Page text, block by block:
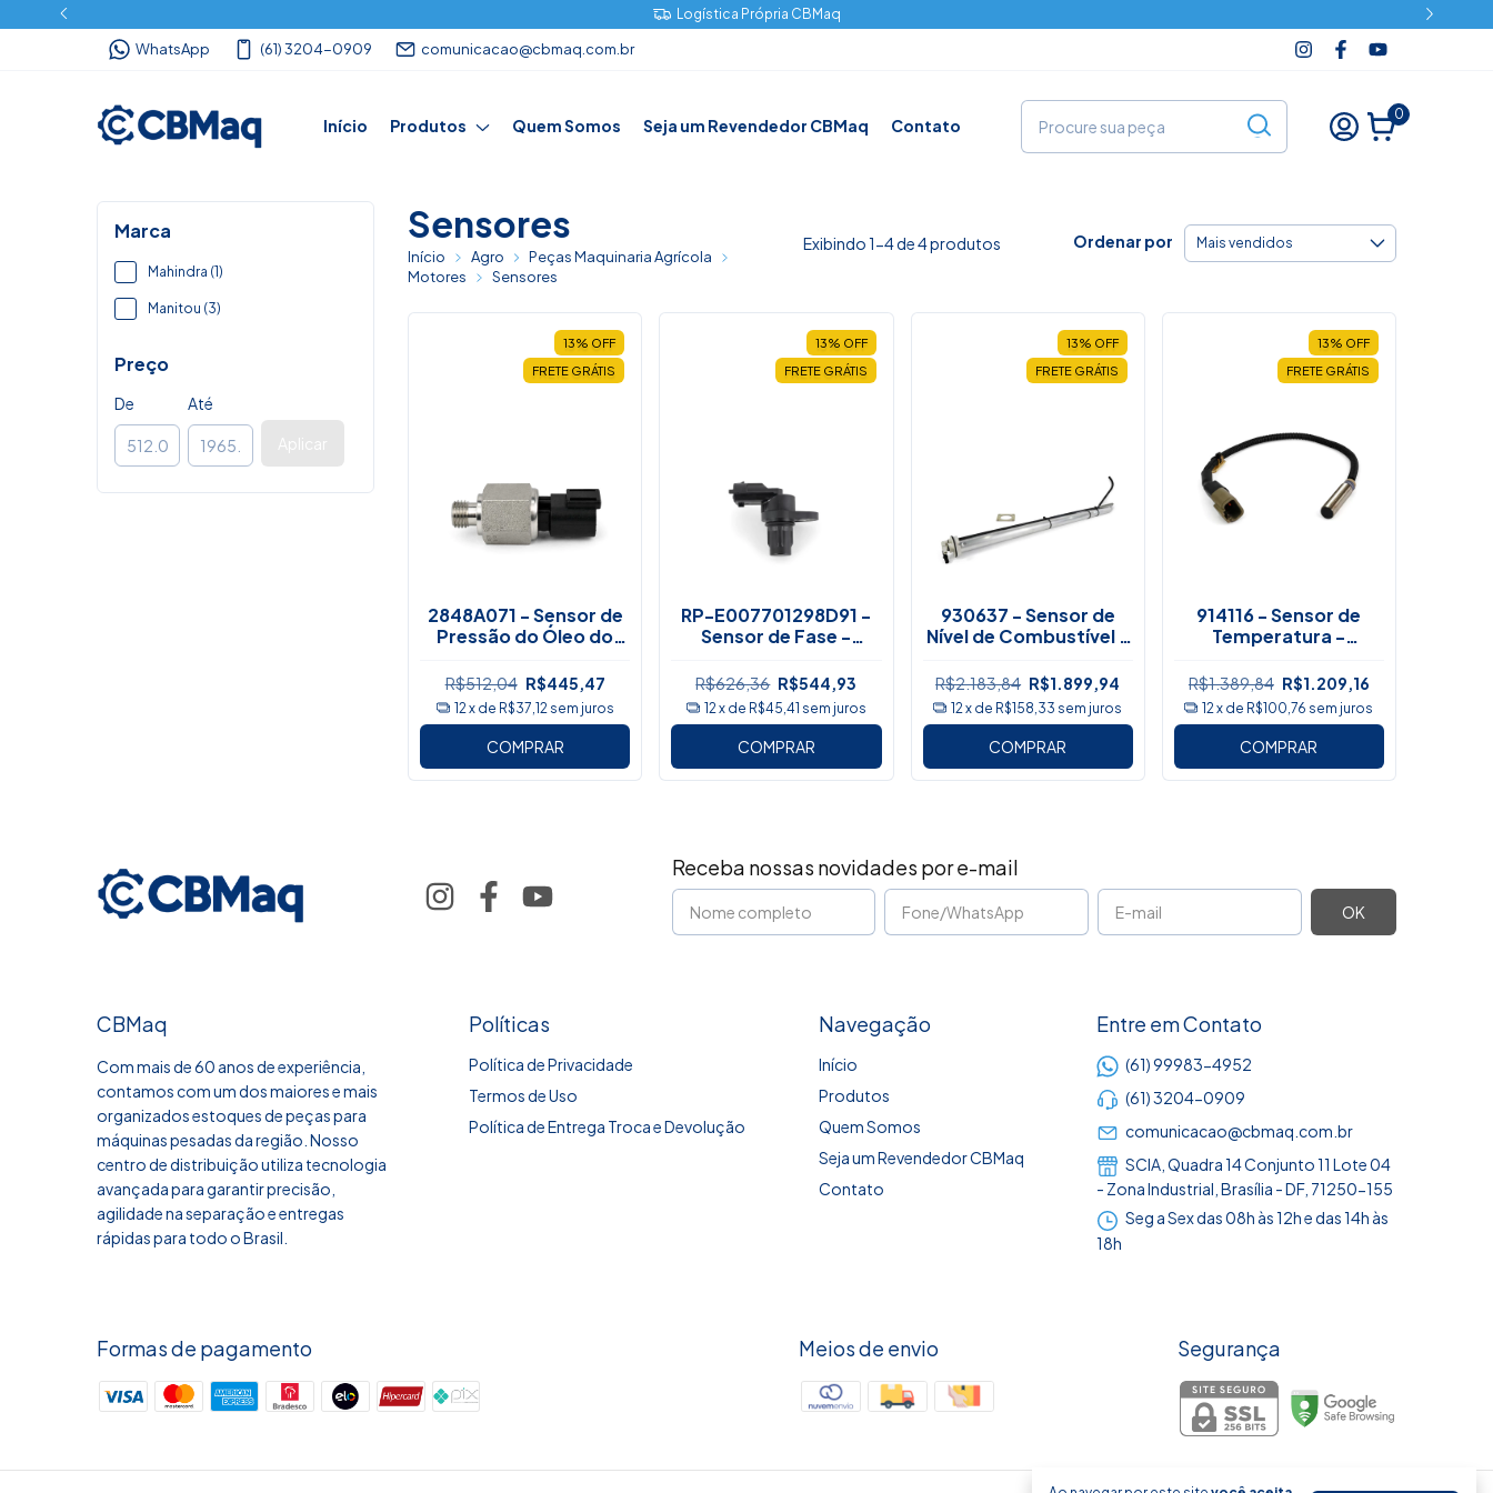
Logística Própria CBMaq
WhatsApp (61) 3204-0909 comunicacao@cbmaq.com.br
Início Produtos Quem Somos Seja um Revendedor CBMaq Contato
0
Marca
Mahindra (1)
Manitou (3)
Preço
De
Até
Aplicar
Sensores
Início Agro
Peças Maquinaria Agrícola
Motores
Sensores
Exibindo 1-4 de 4 produtos Ordenar por
13% OFF
FRETE GRÁTIS
2848A071 - Sensor de
Pressão do Óleo do
R$512,04 R$445,47
12 x de R$37,12 sem juros
COMPRAR
13% OFF
FRETE GRÁTIS
RP-E007701298D91 -
Sensor de Fase -
R$626,36 R$544,93
12 x de R$45,41 sem juros
COMPRAR
13% OFF
FRETE GRÁTIS
930637 - Sensor de
Nível de Combustível -
R$2.183,84 R$1.899,94
12 x de R$158,33 sem juros
COMPRAR
13% OFF
FRETE GRÁTIS
914116 - Sensor de
Temperatura -
R$1.389,84 R$1.209,16
12 x de R$100,76 sem juros
COMPRAR
Receba nossas novidades por e-mail
CBMaq
Com mais de 60 anos de experiência,
contamos com um dos maiores e mais
organizados estoques de peças para
máquinas pesadas da região. Nosso
centro de distribuição utiliza tecnologia
avançada para garantir precisão,
agilidade na separação e entregas
rápidas para todo o Brasil.
Políticas
Política de Privacidade
Termos de Uso
Política de Entrega Troca e Devolução
Navegação
Início
Produtos
Quem Somos
Seja um Revendedor CBMaq
Contato
Entre em Contato
(61) 99983-4952
(61) 3204-0909
comunicacao@cbmaq.com.br
SCIA, Quadra 14 Conjunto 11 Lote 04
- Zona Industrial, Brasília - DF, 71250-155
Seg a Sex das 08h às 12h e das 14h às
18h
Formas de pagamento Meios de envio Segurança